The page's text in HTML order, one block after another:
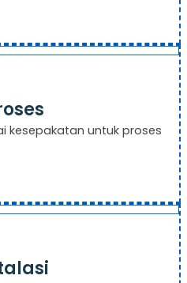
kesepakatan untuk proses